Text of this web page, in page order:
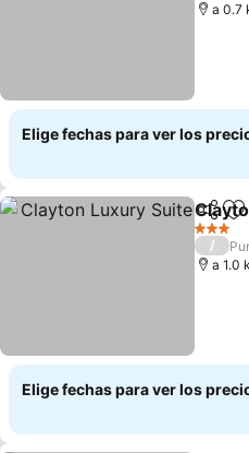
a 0.7
Elige fechas para ver los
3 Estrellas
/
a 1.0
Elige fechas para ver los